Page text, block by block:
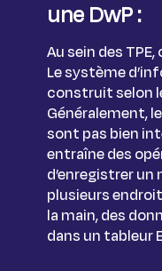
une DwP :
Au sein des
Le système
construit selon
Généralement,
sont pas bien
entraîne des
d’enregistrer
plusieurs
la main, des
dans un tableur